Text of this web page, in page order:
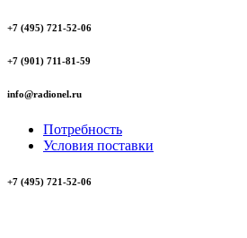
+7 (495) 721-52-06
+7 (901) 711-81-59
info@radionel.ru
Потребность
Условия поставки
+7 (495) 721-52-06